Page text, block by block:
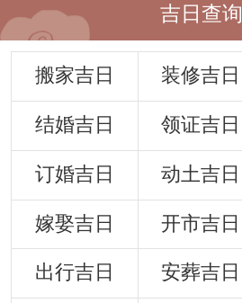
吉日查询
搬家吉日 装修吉日
结婚吉日 领证吉日
订婚吉日 动土吉日
嫁娶吉日 开市吉日
出行吉日 安葬吉日